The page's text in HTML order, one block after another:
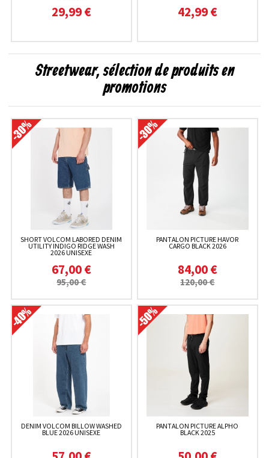
29,99 € 42,99 €
Streetwear, sélection de produits en
promotions
SHORT VOLCOM LABORED DENIM
UTILITY INDIGO RIDGE WASH
2026 UNISEXE
67,00 €
95,00 €
PANTALON PICTURE HAVOR
CARGO BLACK 2026
84,00 €
120,00 €
DENIM VOLCOM BILLOW WASHED
BLUE 2026 UNISEXE
PANTALON PICTURE ALPHO
BLACK 2025